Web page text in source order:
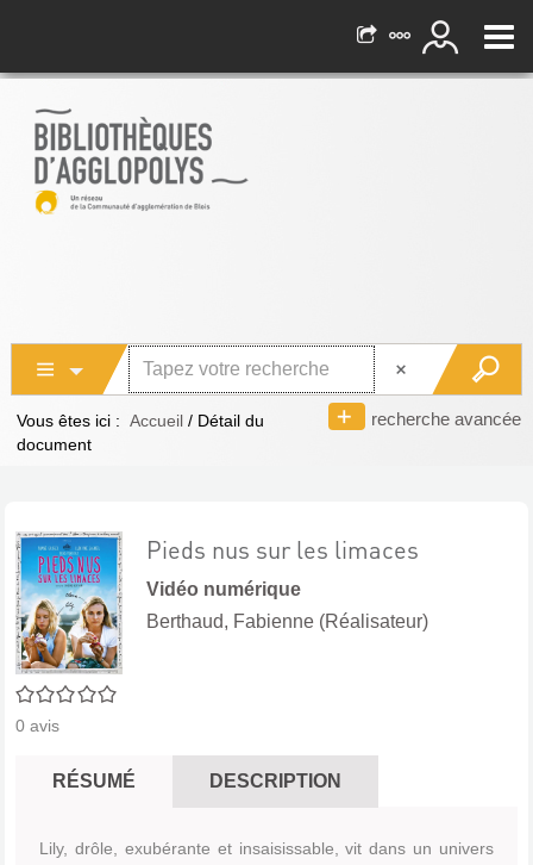
recherche avancée
Vous êtes ici : Accueil / Détail du
document
0/5
0 avis
Pieds nus sur les limaces
Vidéo numérique
Berthaud, Fabienne (Réalisateur)
RÉSUMÉ DESCRIPTION
Lily, drôle, exubérante et insaisissable, vit dans un univers